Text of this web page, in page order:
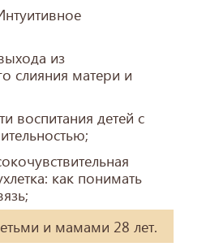
из
слияния матери и
воспитания детей с
как понимать
и мамами 28 лет.